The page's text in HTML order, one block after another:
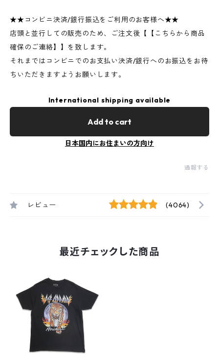
★★コンビニ決済/銀行振込をご利用のお客様へ★★
店頭と並行しての販売のため、ご注文後【【こちらから商品
確保のご連絡】】を致します。
それまではコンビニでのお支払い決済/銀行へのお振込をお待
ちいただきますようお願いします。
International shipping available
Add to cart
日本国内にお住まいの方向け
通報する
レビュー (4064)
最近チェックした商品